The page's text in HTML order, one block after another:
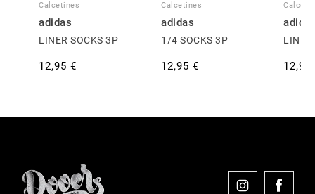
Calcetines
adidas
LINER SOCKS 3P
12,95 €
Calcetines
adidas
1/4 SOCKS 3P
12,95 €
LINER
12,95